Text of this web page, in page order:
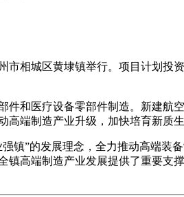
相城区黄埭镇举行。项目计划投
和医疗设备零部件制造。新建
端制造产业升级，加快培育新质
镇”的发展理念，全力推动高端装
高端制造产业发展提供了重要支